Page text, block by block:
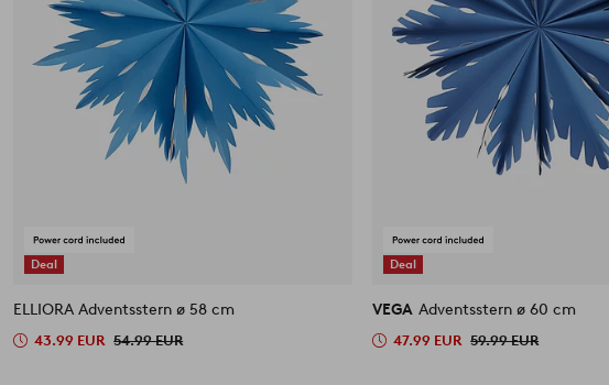
Deal
ELLIORA Adventsstern ø 58 cm
43.99 EUR 54.99 EUR
Deal
VEGA Adventsstern ø 60 cm
47.99 EUR 59.99 EUR